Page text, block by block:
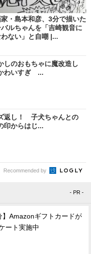
・島本和彦、3分で描いた
ルちゃんを「吉崎観音に
ない」と自嘲 |...
しのおもちゃに魔改造し
わいすぎ ...
返し！ 子犬ちゃんとの
印からはじ...
Recommended by
- PR -
】Amazonギフトカードが
ート実施中